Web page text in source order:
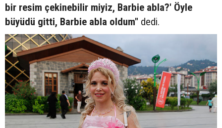
bir resim çekinebilir miyiz, Barbie abla?' Öyle
büyüdü gitti, Barbie abla oldum" dedi.